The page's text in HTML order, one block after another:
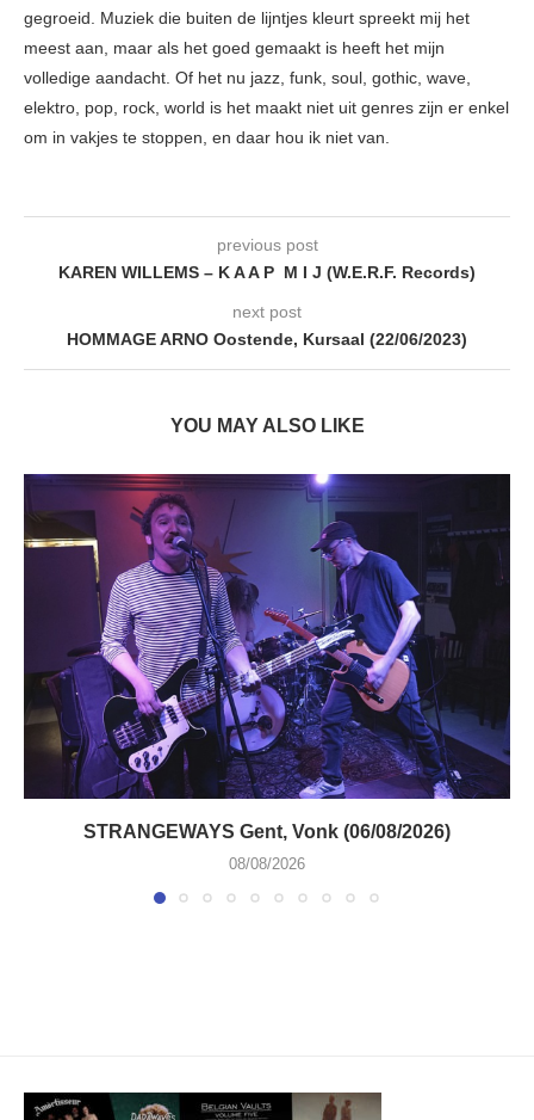
gegroeid. Muziek die buiten de lijntjes kleurt spreekt mij het
meest aan, maar als het goed gemaakt is heeft het mijn
volledige aandacht. Of het nu jazz, funk, soul, gothic, wave,
elektro, pop, rock, world is het maakt niet uit genres zijn er enkel
om in vakjes te stoppen, en daar hou ik niet van.
previous post
KAREN WILLEMS – K A A P M I J (W.E.R.F. Records)
next post
HOMMAGE ARNO Oostende, Kursaal (22/06/2023)
YOU MAY ALSO LIKE
STRANGEWAYS Gent, Vonk (06/08/2026)
08/08/2026